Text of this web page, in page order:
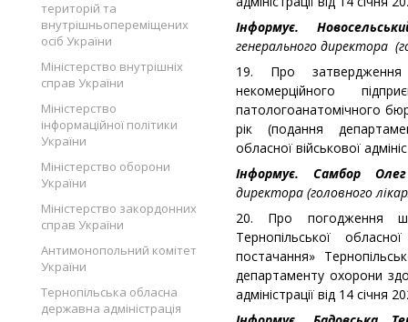
територій та
внутрішньопереміщених
осіб України
Міністерство внутрішніх
справ України
Міністерство
інформаційної політики
України
Міністерство оборони
України
Міністерство закордонних
справ України
Антимонопольний комітет
України
Тернопільська обласна
державна адміністрація
Інформує.
генерального директора
19. Про
некомерційного
патологоанатомічного
рік (подання
обласної військової
Інформує. Самбор
директора (головного
20. Про погодження
Тернопільської
постачання»
департаменту охорони
адміністрації від 14 січня